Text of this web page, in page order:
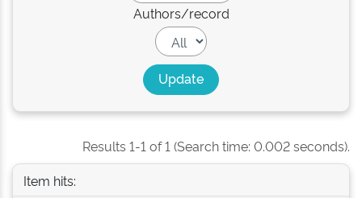
Authors/record
Results 1-1 of 1 (Search time: 0.002 seconds).
Item hits: